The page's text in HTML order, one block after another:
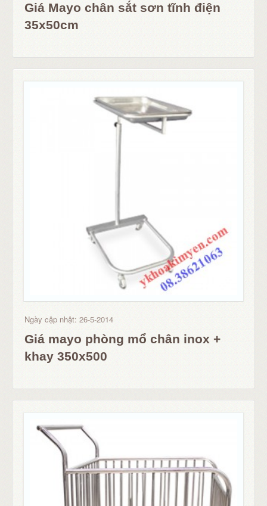
Giá Mayo chân sắt sơn tĩnh điện
35x50cm
Ngày cập nhật: 26-5-2014
Giá mayo phòng mổ chân inox +
khay 350x500